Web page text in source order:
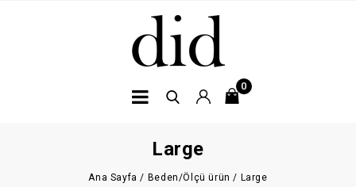
0
Large
Ana Sayfa / Beden/Ölçü ürün / Large